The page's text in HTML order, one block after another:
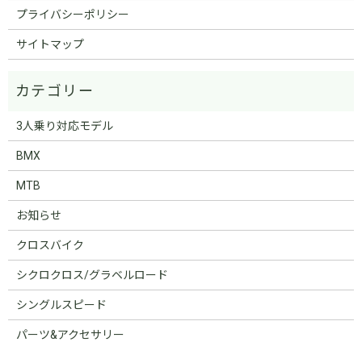
プライバシーポリシー
サイトマップ
3人乗り対応モデル
BMX
MTB
お知らせ
クロスバイク
シクロクロス/グラベルロード
シングルスピード
パーツ&アクセサリー